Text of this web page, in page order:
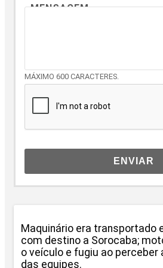
MENSAGEM
MÁXIMO 600 CARACTERES.
ENVIAR
Maquinário era transportado
com destino a Sorocaba;
o veículo e fugiu ao perceber
das equipes.